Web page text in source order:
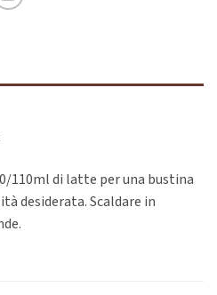
110ml di latte per una bustina
desiderata. Scaldare in